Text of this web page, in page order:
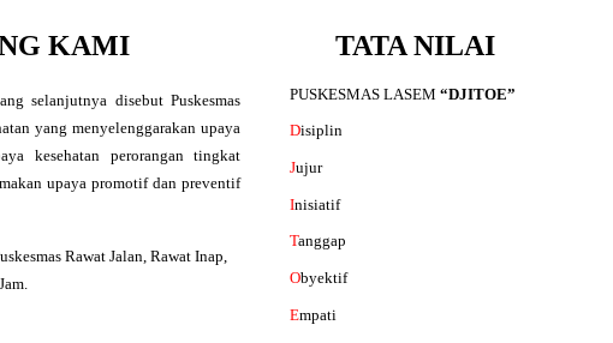
KAMI
selanjutnya disebut Puskesmas
yang menyelenggarakan upaya
kesehatan perorangan tingkat
upaya promotif dan preventif
Rawat Jalan, Rawat Inap,
TATA NILAI
PUSKESMAS LASEM“DJITOE”
Disiplin
Jujur
Inisiatif
Tanggap
Obyektif
Empati